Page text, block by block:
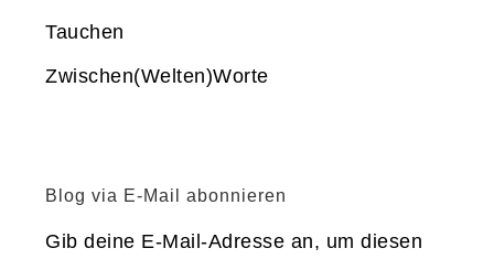
Tauchen
Zwischen(Welten)Worte
Blog via E-Mail abonnieren
Gib deine E-Mail-Adresse an, um diesen